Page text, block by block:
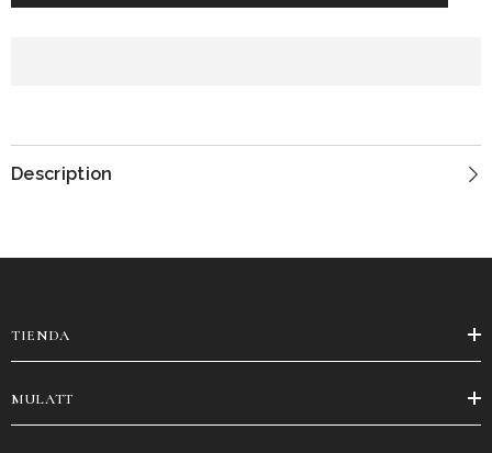
Description
TIENDA
MULATT